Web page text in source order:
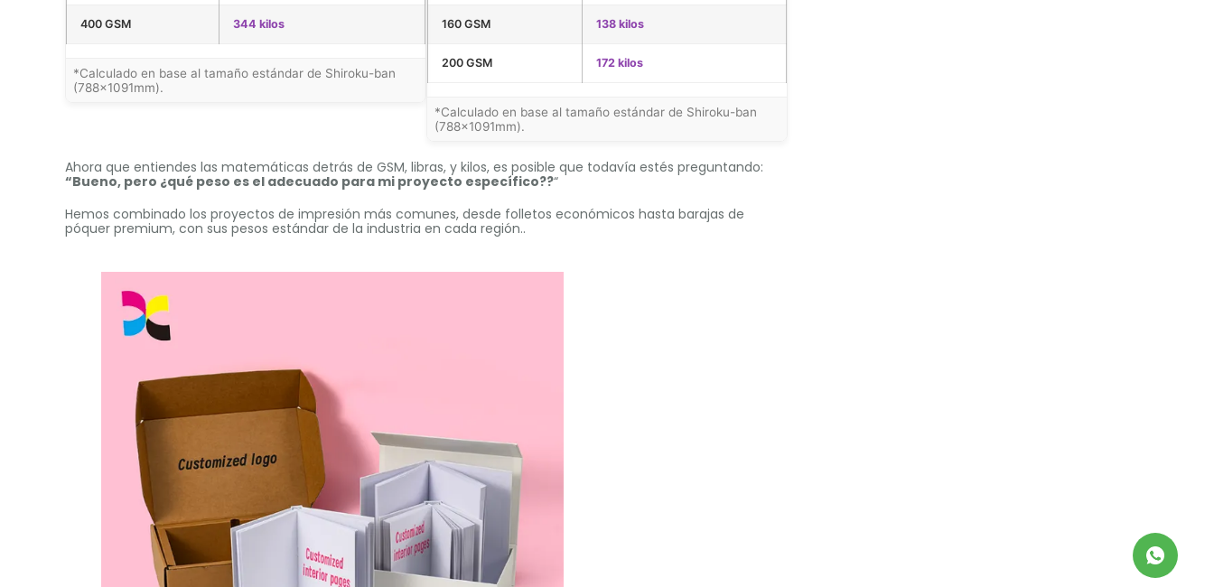
400 GSM 344 kilos
*Calculado en base al tamaño estándar de Shiroku-ban
(788×1091mm).
160 GSM 138 kilos
200 GSM 172 kilos
*Calculado en base al tamaño estándar de Shiroku-ban
(788×1091mm).
Ahora que entiendes las matemáticas detrás de GSM, libras, y kilos, es posible que todavía estés preguntando:
“Bueno, pero ¿qué peso es el adecuado para mi proyecto específico??“
Hemos combinado los proyectos de impresión más comunes, desde folletos económicos hasta barajas de
póquer premium, con sus pesos estándar de la industria en cada región..